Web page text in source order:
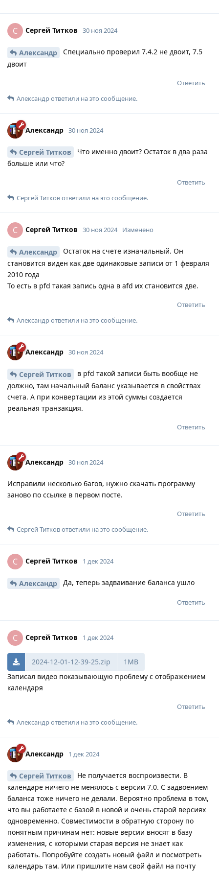
С Сергей Титков 30 ноя 2024
Александр
Специально проверил 7.4.2 не двоит, 7.5
двоит
Ответить
Александрответили на это сообщение.
Александр 30 ноя 2024
Сергей Титков
Что именно двоит? Остаток в два раза
больше или что?
Ответить
Сергей Титковответили на это сообщение.
С Сергей Титков 30 ноя 2024 Изменено
Александр
Остаток на счете изначальный. Он
становится виден как две одинаковые записи от 1 февраля
2010 года
То есть в pfd такая запись одна в afd их становится две.
Ответить
Александрответили на это сообщение.
Александр 30 ноя 2024
Сергей Титков
в pfd такой записи быть вообще не
должно, там начальный баланс указывается в свойствах
счета. А при конвертации из этой суммы создается
реальная транзакция.
Ответить
Александр 30 ноя 2024
Исправили несколько багов, нужно скачать программу
заново по ссылке в первом посте.
Ответить
Сергей Титковответили на это сообщение.
С Сергей Титков 1 дек 2024
Александр Да, теперь задваивание баланса ушло
Ответить
С Сергей Титков 1 дек 2024
2024-12-01-12-39-25.zip
1MB
Записал видео показывающую проблему с отображением
календаря
Ответить
Александрответили на это сообщение.
Александр 1 дек 2024
Сергей Титков
Не получается воспроизвести. В
календаре ничего не менялось с версии 7.0. С задвоением
баланса тоже ничего не делали. Вероятно проблема в том,
что вы работаете с базой в новой и очень старой версиях
одновременно. Совместимости в обратную сторону по
понятным причинам нет: новые версии вносят в базу
изменения, с которыми старая версия не знает как
работать. Попробуйте создать новый файл и посмотреть
календарь там. Или пришлите нам свой файл на почту